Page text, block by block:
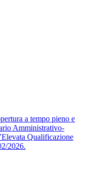
a tempo pieno e
Amministrativo-
Qualificazione
2026.